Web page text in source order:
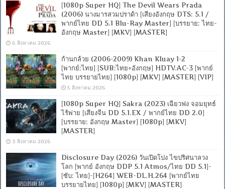
[1080p Super HQ] The Devil Wears Prada
(2006) นางมารสวมปราด้า [เสียงอังกฤษ DTS: 5.1 /
พากย์ไทย DD 5.1 Blu-Ray Master] [บรรยาย: ไทย-
อังกฤษ Master] [MKV] [MASTER]
6 สิงหาคม 2026
ก้านกล้วย (2006-2009) Khan Kluay 1-2
[พากย์:ไทย] [SUB:ไทย+อังกฤษ] HDTV.AC-3 [พากย์
ไทย บรรยายไทย] [1080p] [MKV] [MASTER] [VIP]
5 สิงหาคม 2026
[1080p Super HQ] Sakra (2023) เฉียวฟง จอมยุทธ์
ไร้พ่าย [เสียงจีน DD 5.1.EX / พากย์ไทย DD 2.0]
[บรรยาย: อังกฤษ Master] [1080p] [MKV]
[MASTER]
3 สิงหาคม 2026
Disclosure Day (2026) วันเปิดโปง ไขปริศนาลวง
โลก [พากย์ อังกฤษ DDP 5.1 Atmos/ไทย DD 5.1]-
[ซับ: ไทย]-[H264] WEB-DL.H.264 [พากย์ไทย
บรรยายไทย] [1080p] [MKV] [MASTER]